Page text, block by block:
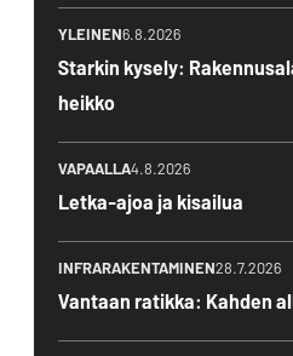
YLEINEN6.8.2026
Starkin kysely:
heikko
VAPAALLA4.8.2026
Letka-ajoa ja kisailua
INFRARAKENTAMINEN28.7.2026
Vantaan ratikka: Kahden